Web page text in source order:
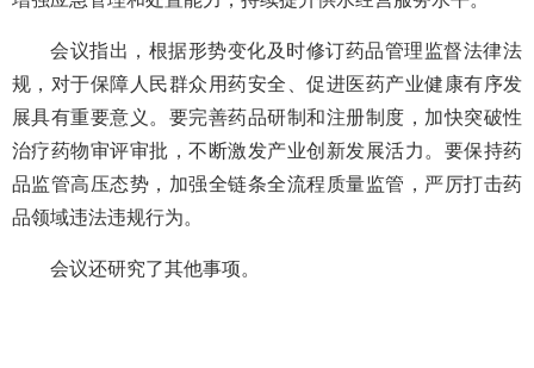
会议指出，根据形势变化及时修订药品管理监督法律法
规，对于保障人民群众用药安全、促进医药产业健康有序发
展具有重要意义。要完善药品研制和注册制度，加快突破性
治疗药物审评审批，不断激发产业创新发展活力。要保持药
品监管高压态势，加强全链条全流程质量监管，严厉打击药
品领域违法违规行为。
会议还研究了其他事项。